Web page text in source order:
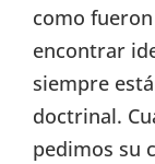
como
encontrar
siempre
doctrinal.
pedimos su